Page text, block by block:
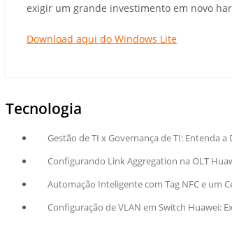
exigir um grande investimento em novo
Download aqui do Windows Lite
Tecnologia
Gestão de TI x Governança de TI: Entenda a
Configurando Link Aggregation na OLT
Automação Inteligente com Tag NFC e um
Configuração de VLAN em Switch Huawei: